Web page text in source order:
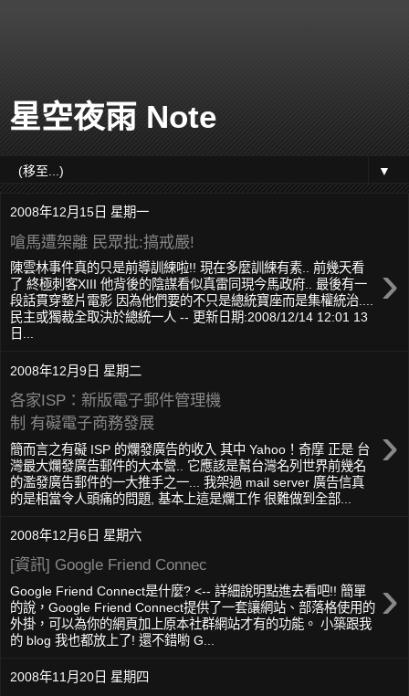
星空夜雨 Note
▼
2008年12月15日 星期一
嗆馬遭架離 民眾批:搞戒嚴!
›
陳雲林事件真的只是前導訓練啦!! 現在多麼訓練有素.. 前幾天看
了 終極刺客XIII 他背後的陰謀看似真雷同現今馬政府.. 最後有一
段話貫穿整片電影 因為他們要的不只是總統寶座而是集權統治....
民主或獨裁全取決於總統一人 -- 更新日期:2008/12/14 12:01 13
日...
2008年12月9日 星期二
各家ISP：新版電子郵件管理機
制 有礙電子商務發展
›
簡而言之有礙 ISP 的爛發廣告的收入 其中 Yahoo！奇摩 正是 台
灣最大爛發廣告郵件的大本營.. 它應該是幫台灣名列世界前幾名
的濫發廣告郵件的一大推手之一... 我架過 mail server 廣告信真
的是相當令人頭痛的問題, 基本上這是爛工作 很難做到全部...
2008年12月6日 星期六
[資訊] Google Friend Connec
›
Google Friend Connect是什麼? <-- 詳細說明點進去看吧!! 簡單
的說，Google Friend Connect提供了一套讓網站、部落格使用的
外掛，可以為你的網頁加上原本社群網站才有的功能。 小築跟我
的 blog 我也都放上了! 還不錯喲 G...
2008年11月20日 星期四